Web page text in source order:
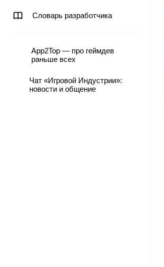
Словарь разработчика
App2Top — про геймдев
раньше всех
Чат «Игровой Индустрии»:
новости и общение